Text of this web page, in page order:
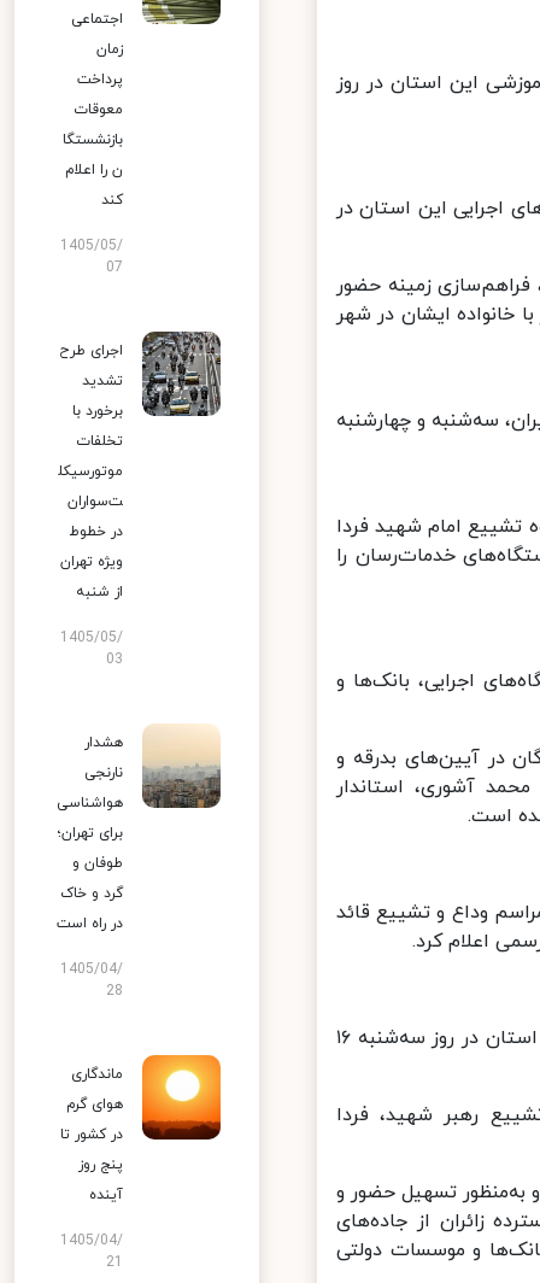
این استان در روز
اجرایی این استان در
زمینه حضور
ایشان در شهر
سه‌شنبه و چهارشنبه
امام شهید فردا
خدمات‌رسان را
اجرایی، بانک‌ها و
در آیین‌های بدرقه و
آشوری، استاندار
است.
وداع و تشییع قائد
معاون توسعه مدیریت و منابع استانداری مرکزی گفت: فعالیت ادارات این استان در روز سه‌شنبه ۱۶
رهبر شهید، فردا
تسهیل حضور و
زائران از جاده‌های
و موسسات دولتی
اجتماعی
زمان
پرداخت
معوقات
بازنشستگا
ن را اعلام
کند
1405/05/
07
اجرای طرح
تشدید
برخورد با
تخلفات
موتورسیکل
ت‌سواران
در خطوط
ویژه تهران
از شنبه
1405/05/
03
هشدار
نارنجی
هواشناسی
برای تهران؛
طوفان و
گرد و خاک
در راه است
1405/04/
28
ماندگاری
هوای گرم
در کشور تا
پنج روز
آینده
1405/04/